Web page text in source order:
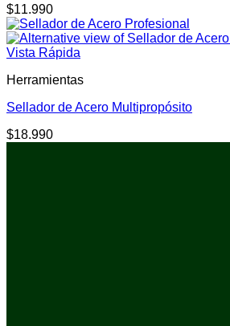
$11.990
Vista Rápida
Herramientas
Sellador de Acero Multipropósito
$18.990